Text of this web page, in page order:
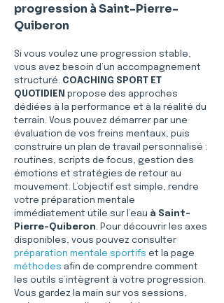
progression à Saint-Pierre-
Quiberon
Si vous voulez une progression stable,
vous avez besoin d’un accompagnement
structuré. COACHING SPORT ET
QUOTIDIEN propose des approches
dédiées à la performance et à la réalité du
terrain. Vous pouvez démarrer par une
évaluation de vos freins mentaux, puis
construire un plan de travail personnalisé :
routines, scripts de focus, gestion des
émotions et stratégies de retour au
mouvement. L’objectif est simple, rendre
votre préparation mentale
immédiatement utile sur l’eau à Saint-
Pierre-Quiberon. Pour découvrir les axes
disponibles, vous pouvez consulter
préparation mentale sportifs et la page
méthodes afin de comprendre comment
les outils s’intègrent à votre progression.
Vous gardez la main sur vos sessions,